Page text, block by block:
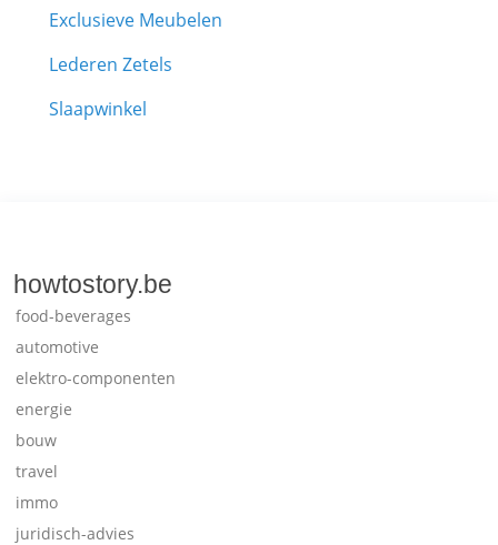
Exclusieve Meubelen
Lederen Zetels
Slaapwinkel
howtostory.be
food-beverages
automotive
elektro-componenten
energie
bouw
travel
immo
juridisch-advies